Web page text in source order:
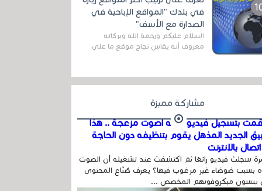
اله...
في بلدك "المواقع الإباحية في
الصدارة مع الأسف"
السلام عليكم ورحمة الله وبركاته
معروف أنه يقاس نجاح موقع ما على
في...
مشاركة مميزة
بتسجيل فيديو وفيه أصوت مزعجة .. هذا
الجديد المذهل يقوم بتنظيفه دون الحاجة
بالإنترنت
سجلتَ فيديو رائعًا ثم اكتشفتَ عند تشغيله أن الصوت
بسبب ضوضاء غير مرغوب فيها؟ يعرف صُنّاع المحتوى
ينسون ميكروفونهم المخصص ...